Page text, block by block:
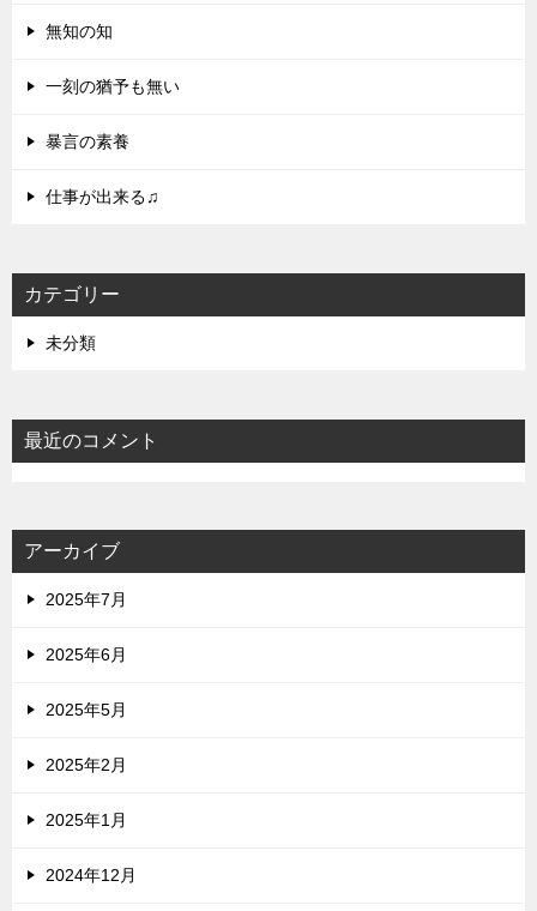
無知の知
一刻の猶予も無い
暴言の素養
仕事が出来る♫
カテゴリー
未分類
最近のコメント
アーカイブ
2025年7月
2025年6月
2025年5月
2025年2月
2025年1月
2024年12月